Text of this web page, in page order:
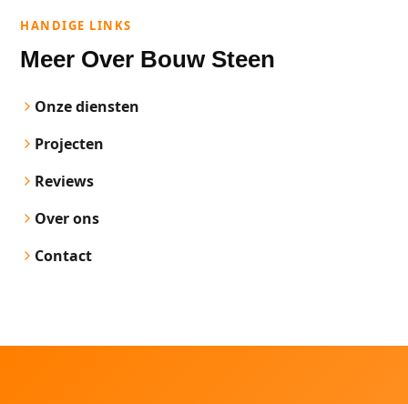
HANDIGE LINKS
Meer Over Bouw Steen
Onze diensten
Projecten
Reviews
Over ons
Contact